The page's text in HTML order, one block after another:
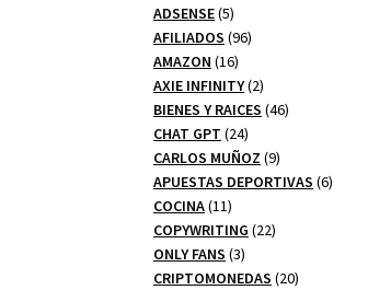
ADSENSE 55
productos
AFILIADOS 9696
AMAZON 1616
productos
AXIE INFINITY 22
productos
BIENES Y RAICES 4646
CHAT GPT 2424
productos
CARLOS MUÑOZ 99
productos
APUESTAS DEPORTIVAS 66
COCINA 1111
productos
COPYWRITING 2222
ONLY FANS 33
productos
CRIPTOMONEDAS 2020